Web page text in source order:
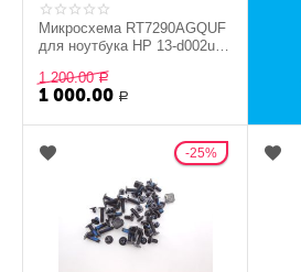
Микросхема RT7290AGQUF
для ноутбука HP 13-d002ur
1 200.00 Р
1 000.00 Р
25%